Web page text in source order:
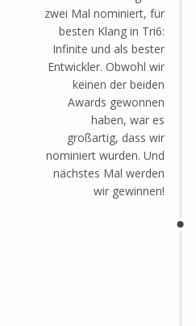
zwei Mal nominiert, für
besten Klang in Tri6:
Infinite und als bester
Entwickler. Obwohl wir
keinen der beiden
Awards gewonnen
haben, war es
großartig, dass wir
nominiert wurden. Und
nächstes Mal werden
wir gewinnen!